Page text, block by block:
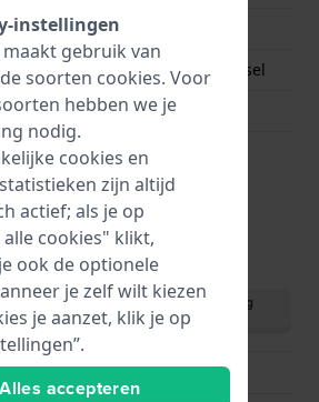
Roestvrij staal
Geschroefde achterdeksel
Saffier
Trek kroon
3540.D(Bekijk specificaties
Download handleiding
(English)
Ronda
instellingen
gebruik van
soorten cookies. Voor
hebben we je
nodig.
cookies en
zijn altijd
actief; als je op
cookies" klikt,
ook de optionele
je zelf wilt kiezen
je aanzet, klik je op
Alles accepteren